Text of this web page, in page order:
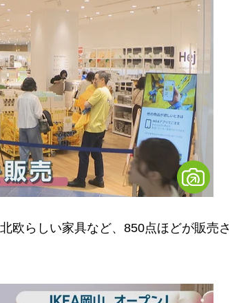
欧らしい家具など、850点ほどが販売さ